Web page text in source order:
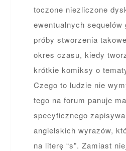
toczone niezliczone
ewentualnych sequelów
próby stworzenia
okres czasu, kiedy
krótkie komiksy o
Czego to ludzie nie
tego na forum panuje
specyficznego
angielskich wyrazów,
na literę “s”. Zamiast